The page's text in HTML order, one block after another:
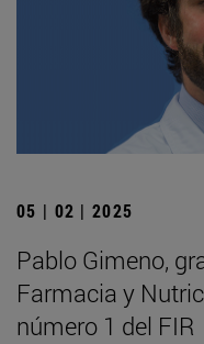
05 | 02 | 2025
Pablo Gimeno,
Farmacia y
número 1 del FIR